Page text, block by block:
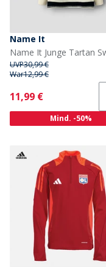
Name It
UVP30,99 €
War12,99 €
Current
11,99 €
Mind. -50%